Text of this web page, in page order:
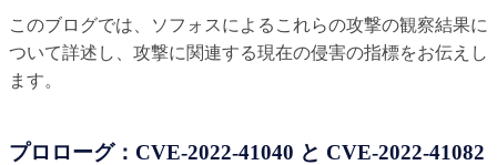
このブログでは、ソフォスによるこれらの攻撃の観察結果に
ついて詳述し、攻撃に関連する現在の侵害の指標をお伝えし
ます。
プロローグ：CVE-2022-41040 と CVE-2022-41082